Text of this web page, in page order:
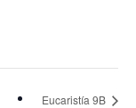
Eucaristía 9B